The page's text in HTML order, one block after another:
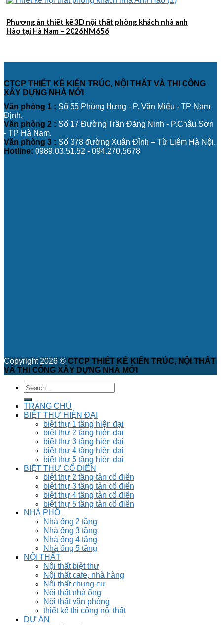
Phương án thiết kế 3D nội thất phòng khách nhà anh
Hào tại Hà Nam – 2026NM656
CTCP THIẾT KẾ KIẾN TRÚC, NỘI THẤT VÀ THI CÔNG
XÂY DỰNG NHÀ MỚI
Văn phòng 1 : Số 55 Phùng Hưng - P. Văn Miếu - TP Nam
Định.
Văn phòng 2 : Số 17 Đường Trần Đăng Ninh - P.Châu Sơn
- TP Hà Nam.
Văn phòng 3 : Số 378 đường Xuân Đỉnh – Từ Liêm Hà Nội.
Hotline: 0989.03.51.52 - 094.270.5678
Copyright 2026 © CTCP THIẾT KẾ KIẾN TRÚC, NỘI THẤT
VÀ THI CÔNG XÂY DỰNG NHÀ MỚI
TRANG CHỦ
BIỆT THỰ HIỆN ĐẠI
biệt thự 1 tầng hiện đại
biệt thự 2 tầng hiện đại
biệt thự 3 tầng hiện đại
biệt thự 4 tầng hiện đại
biệt thự 5 tầng hiện đại
BIỆT THỰ CỔ ĐIỂN
biệt thự 2 tầng tân cổ điển
biệt thự 3 tầng tân cổ điển
biệt thự 4 tầng tân cổ điển
biệt thự 5 tầng tân cổ điển
NHÀ PHỐ
Nhà ống 2 tầng
Nhà ống 3 tầng
Nhà ống 4 tầng
Nhà ống 5 tầng
NỘI THẤT
Nội thất biệt thư
Nội thất cafe, nhà hàng
Nội thất chung cư
Nội thất nhà ống
Nội thất văn phòng
thiết kế thi công nội thất
DỰ ÁN